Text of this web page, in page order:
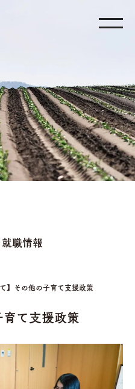
職情報
て】その他の子育て支援政策
育て支援政策